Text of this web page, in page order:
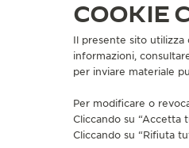
COOKIE
Il presente sito utilizza
informazioni,
per inviare materiale
Per modificare o
Cliccando su “Accetta
Cliccando su “Rifiuta